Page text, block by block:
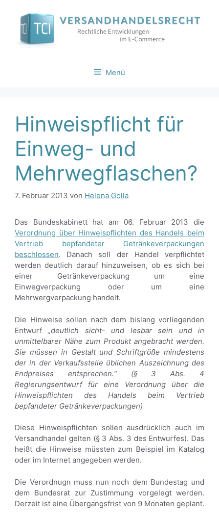
springen
Menü
Hinweispflicht für
Einweg- und
Mehrwegflaschen?
7. Februar 2013 von Helena Golla
Das Bundeskabinett hat am 06. Februar 2013 die
Verordnung über Hinweispflichten des Handels beim
Vertrieb bepfandeter Getränkeverpackungen
beschlossen. Danach soll der Handel verpflichtet
werden deutlich darauf hinzuweisen, ob es sich bei
einer Getränkeverpackung um eine
Einwegverpackung oder um eine
Mehrwergverpackung handelt.
Die Hinweise sollen nach dem bislang vorliegenden
Entwurf„deutlich sicht- und lesbar sein und in
unmittelbarer Nähe zum Produkt angebracht werden.
Sie müssen in Gestalt und Schriftgröße mindestens
der in der Verkaufsstelle üblichen Auszeichnung des
Endpreises entsprechen.“ (§ 3 Abs. 4
Regierungsentwurf für eine Verordnung über die
Hinweispflichten des Handels beim Vertrieb
bepfandeter Getränkeverpackungen)
Diese Hinweispflichten sollen ausdrücklich auch im
Versandhandel gelten (§ 3 Abs. 3 des Entwurfes). Das
heißt die Hinweise müssten zum Beispiel im Katalog
oder im Internet angegeben werden.
Die Verordnugn muss nun noch dem Bundestag und
dem Bundesrat zur Zustimmung vorgelegt werden.
Derzeit ist eine Übergangsfrist von 9 Monaten geplant.